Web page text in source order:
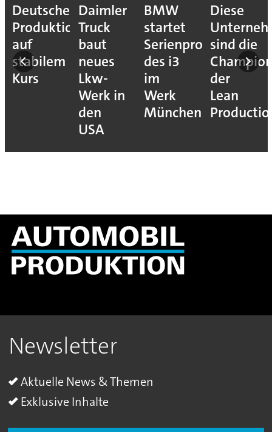
Deutsche
Produktion
auf
stabilem
Kurs
Daimler
Truck
baut
neues
Lkw-
Werk in
den
USA
BMW
startet
Serienproduktion
des i3
im
Werk
München
Diese
sind die
der
Lean
Newsletter
Aktuelle News & Themen
Exklusive Inhalte